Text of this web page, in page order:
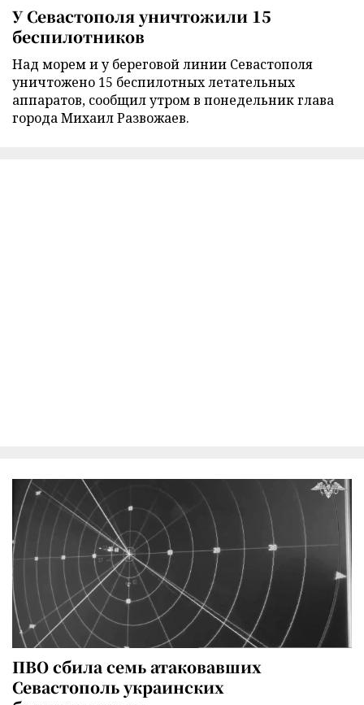
У Севастополя уничтожили 15
беспилотников
Над морем и у береговой линии Севастополя
уничтожено 15 беспилотных летательных
аппаратов, сообщил утром в понедельник глава
города Михаил Развожаев.
ПВО сбила семь атаковавших
Севастополь украинских